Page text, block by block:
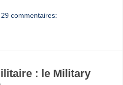
29 commentaires:
: le Military